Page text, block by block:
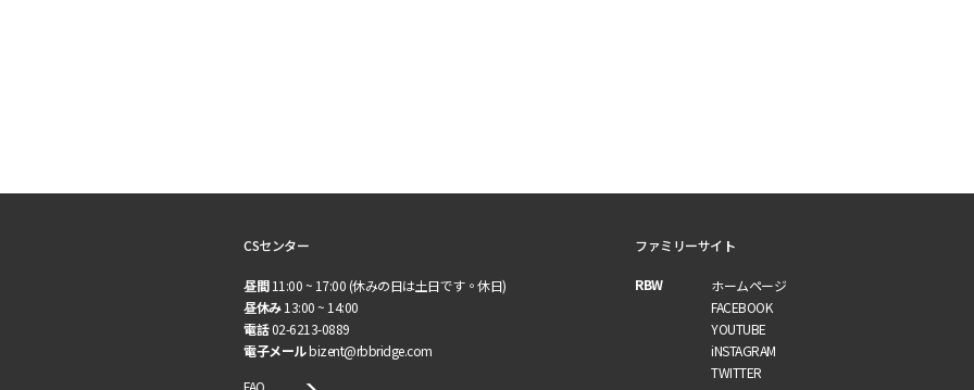
CSセンター
昼間11:00 ~ 17:00 (休みの日は土日です。休日)
昼休み13:00 ~ 14:00
電話02-6213-0889
電子メールbizent@rbbridge.com
FAQ
ファミリーサイト
RBW
ホームページ
FACEBOOK
YOUTUBE
iNSTAGRAM
TWITTER